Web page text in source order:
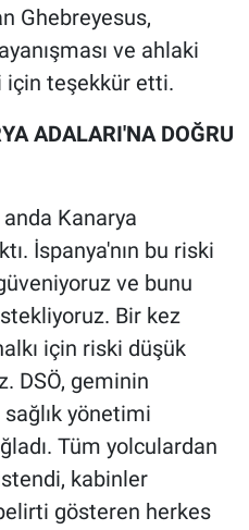
Ghebreyesus,
ve ahlaki
için teşekkür etti.
ADALARI'NA DOĞRU
Kanarya
İspanya'nın bu riski
ve bunu
Bir kez
için riski düşük
DSÖ, geminin
yönetimi
Tüm yolculardan
kabinler
gösteren herkes